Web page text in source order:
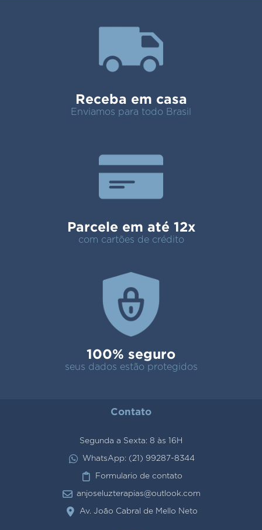
Receba em casa
Enviamos para todo Brasil
Parcele em até 12x
com cartões de crédito
100% seguro
seus dados estão protegidos
Contato
Segunda a Sexta: 8 às 16H
WhatsApp: (21) 99287-8344
Formulario de contato
anjoseluzterapias@outlook.com
Av. João Cabral de Mello Neto